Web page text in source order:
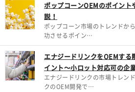
ポップコーンOEMのポイント
説！
ポップコーン市場のトレンドか
功させるポイン…
エナジードリンクをOEMす
イント～小ロット対応可の企
エナジードリンクの市場トレン
クのOEM開発で…